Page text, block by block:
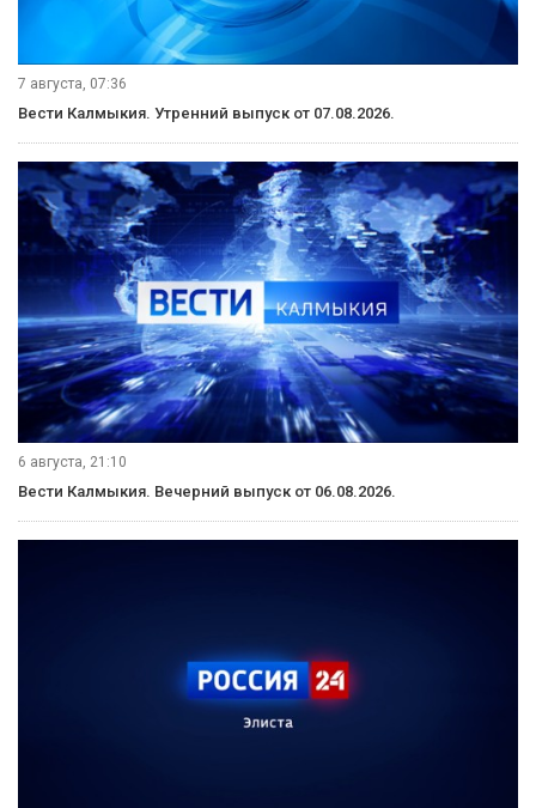
7 августа, 21:00
Вести Калмыкия. Выпуск на канале "Россия 24" от 07.08.2026.
7 августа, 11:30